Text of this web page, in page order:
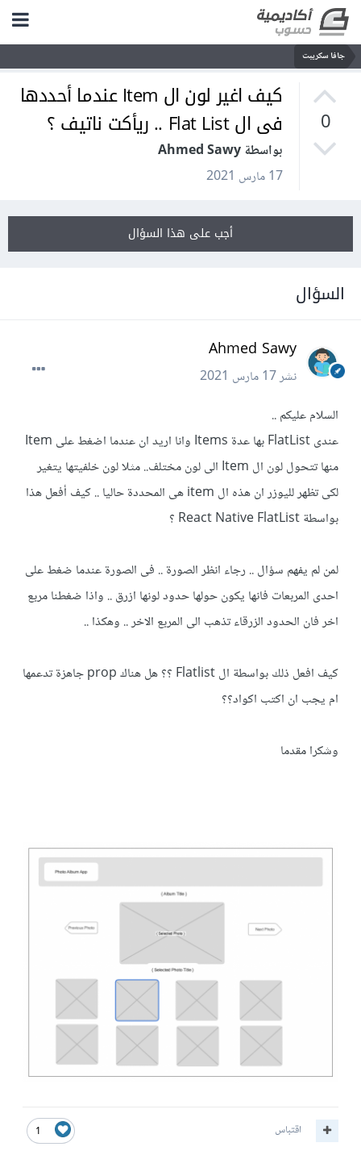
جافا سكريبت
0
كيف اغير لون ال Item عندما أحددها
فى ال Flat List .. ريأكت ناتيف ؟
بواسطة Ahmed Sawy
17 مارس 2021
أجب على هذا السؤال
السؤال
Ahmed Sawy
نشر17 مارس 2021
السلام عليكم ..
عندى FlatList بها عدة Items وانا اريد ان عندما اضغط على Item
منها تتحول لون ال Item الى لون مختلف.. مثلا لون خلفيتها يتغير
لكى تظهر لليوزر ان هذه ال item هى المحددة حاليا .. كيف أفعل هذا
بواسطة React Native FlatList ؟
لمن لم يفهم سؤال .. رجاء انظر الصورة .. فى الصورة عندما ضغط على
احدى المربعات فانها يكون حولها حدود لونها ازرق .. واذا ضغطنا مربع
اخر فان الحدود الزرقاء تذهب الى المربع الاخر .. وهكذا ..
كيف افعل ذلك بواسطة ال Flatlist ؟؟ هل هناك prop جاهزة تدعمها
ام يجب ان اكتب اكواد؟؟
وشكرا مقدما
1 اقتباس